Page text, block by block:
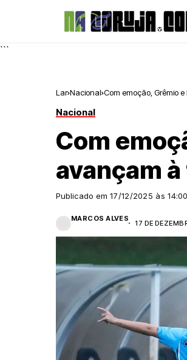
```
Lar Nacional Com emoção, Grêmio
Nacional
Com
avançam
Publicado em 17/12/2025 às 14:00
MARCOS ALVES
17 DE